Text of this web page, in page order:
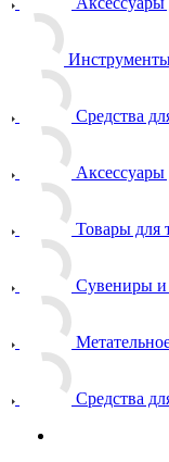
Средства
Аксессуары
Товары для
Сувениры и
Средства